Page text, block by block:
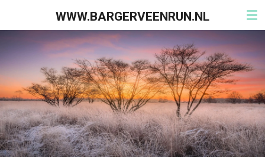
hoofdinhoud
WWW.BARGERVEENRUN.NL